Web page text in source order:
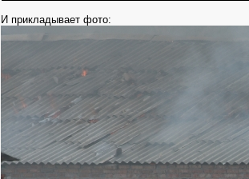
И прикладывает фото: